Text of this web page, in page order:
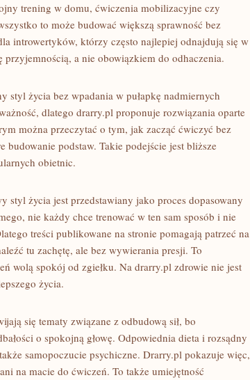
trening w domu, ćwiczenia mobilizacyjne czy
to może budować większą sprawność bez
introwertyków, którzy często najlepiej odnajdują się w
a nie obowiązkiem do odhaczenia.
styl życia bez wpadania w pułapkę nadmiernych
dlatego drarry.pl proponuje rozwiązania oparte
można przeczytać o tym, jak zacząć ćwiczyć bez
budowanie podstaw. Takie podejście jest bliższe
obietnic.
styl życia jest przedstawiany jako proces dopasowany
nie każdy chce trenować w ten sam sposób i nie
treści publikowane na stronie pomagają patrzeć na
tu zachętę, ale bez wywierania presji. To
wolą spokój od zgiełku. Na drarry.pl zdrowie nie jest
życia.
się tematy związane z odbudową sił, bo
o spokojną głowę. Odpowiednia dieta i rozsądny
samopoczucie psychiczne. Drarry.pl pokazuje więc,
na macie do ćwiczeń. To także umiejętność